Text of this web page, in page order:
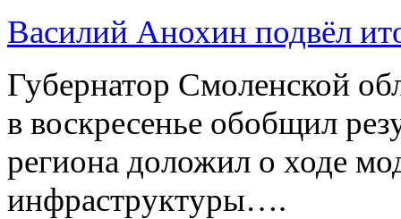
Василий Анохин подвёл
Губернатор Смоленской
в воскресенье обобщил
региона доложил о ходе
инфраструктуры….